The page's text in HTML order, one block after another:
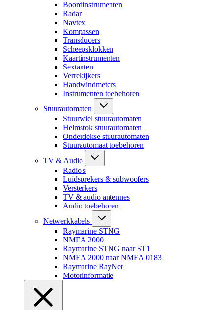
Boordinstrumenten
Radar
Navtex
Kompassen
Transducers
Scheepsklokken
Kaartinstrumenten
Sextanten
Verrekijkers
Handwindmeters
Instrumenten toebehoren
Stuurautomaten
Stuurwiel stuurautomaten
Helmstok stuurautomaten
Onderdekse stuurautomaten
Stuurautomaat toebehoren
TV & Audio
Radio's
Luidsprekers & subwoofers
Versterkers
TV & audio antennes
Audio toebehoren
Netwerkkabels
Raymarine STNG
NMEA 2000
Raymarine STNG naar ST1
NMEA 2000 naar NMEA 0183
Raymarine RayNet
Motorinformatie